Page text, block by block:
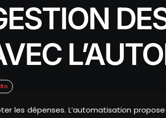
les dépenses. L’automatisation